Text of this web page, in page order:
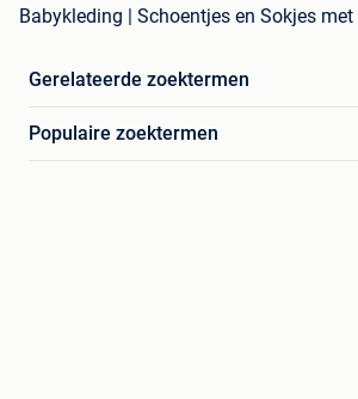
Babykleding | Schoentjes en Sokjes
Gerelateerde zoektermen
Populaire zoektermen